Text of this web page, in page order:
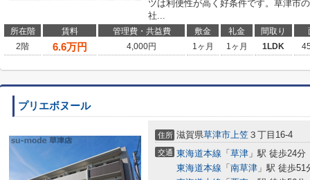
ツは利便性が高く好条件です。草津市
社...
所在階 賃料 管理費・共益費 敷金 礼金 間取り
2階
6.6万円 4,000円 1ヶ月 1ヶ月 1LDK
プリエボヌール
住所 滋賀県草津市上笠 ３丁目16-4
交通 東海道本線 「 草津 」駅 徒歩24分
東海道本線 「 南草津 」駅 徒歩51